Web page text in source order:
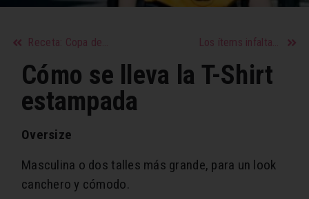
Receta: Copa de granola, yogurt y frutos rojos Los ítems infaltables de este invierno
Cómo se lleva la T-Shirt
estampada
Oversize
Masculina o dos talles más grande, para un look
canchero y cómodo.